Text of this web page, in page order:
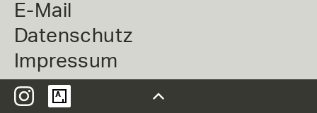
E-Mail
Datenschutz
Impressum